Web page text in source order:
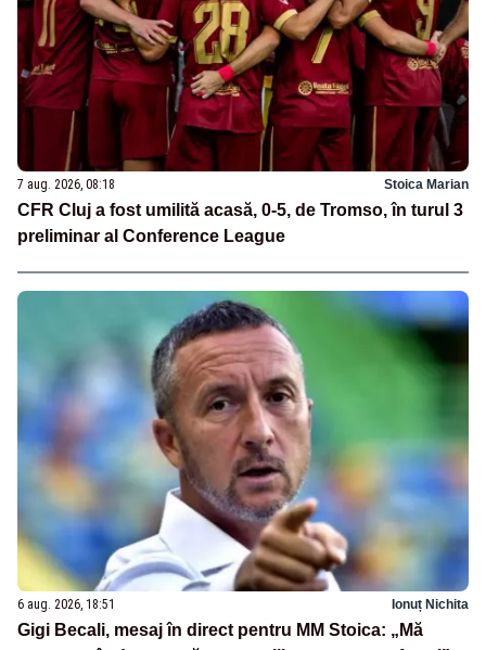
7 aug. 2026, 08:18 Stoica Marian
CFR Cluj a fost umilită acasă, 0-5, de Tromso, în turul 3
preliminar al Conference League
6 aug. 2026, 18:51 Ionuț Nichita
Gigi Becali, mesaj în direct pentru MM Stoica: „Mă